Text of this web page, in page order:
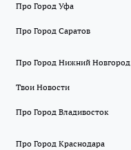
Про Город Уфа
Про Город Саратов
Про Город Нижний Новгород
Твои Новости
Про Город Владивосток
Про Город Краснодара